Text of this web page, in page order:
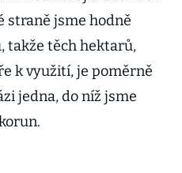
straně jsme hodně
takže těch hektarů,
k využití, je poměrně
jedna, do níž jsme